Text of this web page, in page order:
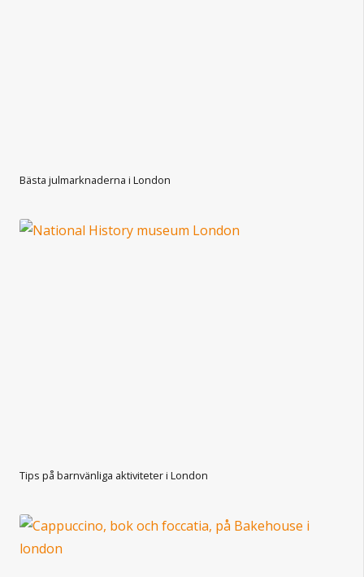
Bästa julmarknaderna i London
Tips på barnvänliga aktiviteter i London